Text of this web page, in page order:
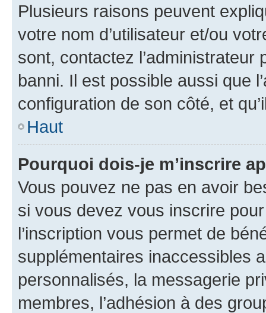
Plusieurs raisons peuvent
votre nom d’utilisateur et/ou
sont, contactez l’administrateur
banni. Il est possible aussi que
configuration de son côté, et
Haut
Pourquoi dois-je m’inscrire
Vous pouvez ne pas en avoir
si vous devez vous inscrire
l’inscription vous permet de
supplémentaires inaccessibles
personnalisés, la messagerie
membres, l’adhésion à des